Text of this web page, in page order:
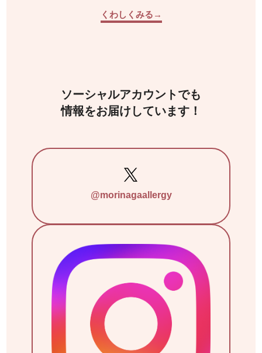
くわしくみる→
ソーシャルアカウントでも
情報をお届けしています！
@morinagaallergy